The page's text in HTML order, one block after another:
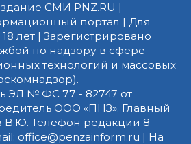
СМИ PNZ.RU |
портал | Для
лет | Зарегистрировано
по надзору в сфере
технологий и массовых
ЭЛ № ФС 77 - 82747 от
ООО «ПНЗ». Главный
В.Ю. Телефон редакции 8
office@penzainform.ru | На